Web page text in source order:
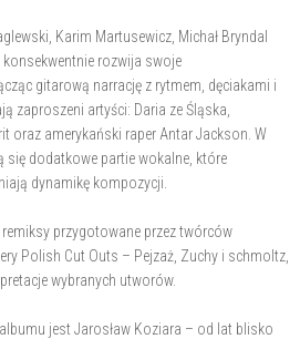
Karim Martusewicz, Michał Bryndal
rozwija swoje
gitarową narrację z rytmem, dęciakami i
zaproszeni artyści: Daria ze Śląska,
oraz amerykański raper Antar Jackson. W
dodatkowe partie wokalne, które
dynamikę kompozycji.
przygotowane przez twórców
Polish Cut Outs – Pejzaż, Zuchy i schmoltz,
wybranych utworów.
jest Jarosław Koziara – od lat blisko